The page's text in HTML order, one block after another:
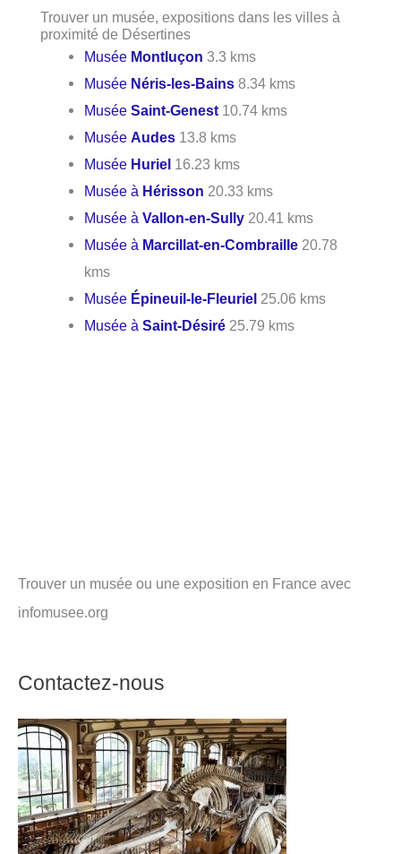
Trouver un musée, expositions dans les villes à
proximité de Désertines
Musée Montluçon 3.3 kms
Musée Néris-les-Bains 8.34 kms
MuséeSaint-Genest 10.74 kms
MuséeAudes 13.8 kms
Musée Huriel 16.23 kms
Musée à Hérisson 20.33 kms
Musée àVallon-en-Sully 20.41 kms
Musée à Marcillat-en-Combraille 20.78
kms
Musée Épineuil-le-Fleuriel 25.06 kms
Musée àSaint-Désiré 25.79 kms
Trouver un musée ou une exposition en France avec
infomusee.org
Contactez-nous